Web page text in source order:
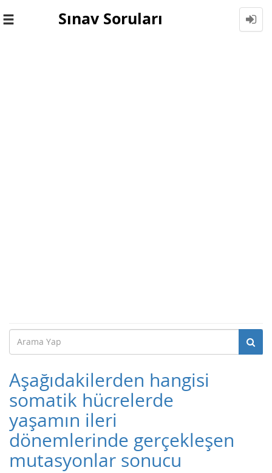
Toggle
Sınav Soruları
Aşağıdakilerden hangisi
somatik hücrelerde
yaşamın ileri
dönemlerinde gerçekleşen
mutasyonlar sonucu